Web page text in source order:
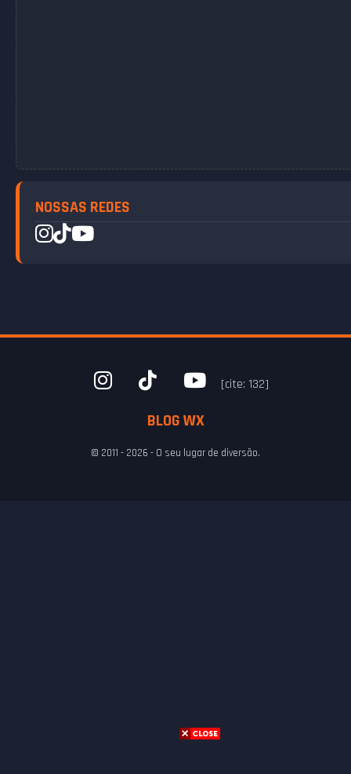
NOSSAS REDES
[cite: 132]
BLOG WX
© 2011 - 2026 - O seu lugar de diversão.